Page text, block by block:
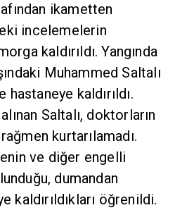
ikametten
incelemelerin
kaldırıldı. Yangında
Muhammed Saltalı
kaldırıldı.
Saltalı, doktorların
kurtarılamadı.
ve diğer engelli
dumandan
kaldırıldıkları öğrenildi.